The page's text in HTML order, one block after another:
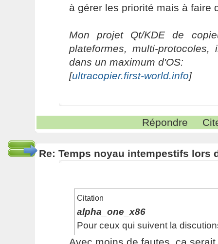
à gérer les priorité mais à faire
Mon projet Qt/KDE de
plateformes, multi-protocoles,
dans un maximum d'OS:
[ultracopier.first-world.info]
Répondre
Re: Temps noyau intempestifs lors
Citation
alpha_one_x86
Pour ceux qui suivent la